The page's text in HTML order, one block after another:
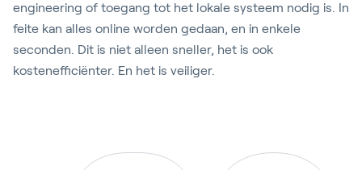
engineering of toegang tot het lokale systeem nodig is. In
feite kan alles online worden gedaan, en in enkele
seconden. Dit is niet alleen sneller, het is ook
kostenefficiënter. En het is veiliger.